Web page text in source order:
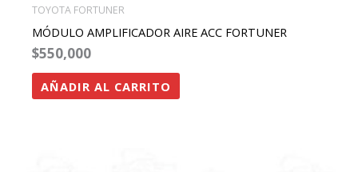
TOYOTA FORTUNER
MÓDULO AMPLIFICADOR AIRE ACC FORTUNER
$550,000
AÑADIR AL CARRITO